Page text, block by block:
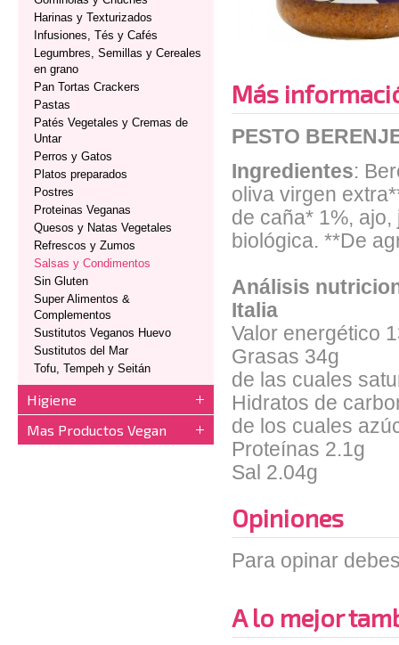
Harinas y Texturizados
Infusiones, Tés y Cafés
Legumbres, Semillas y Cereales
en grano
Pan Tortas Crackers
Pastas
Patés Vegetales y Cremas de
Untar
Perros y Gatos
Platos preparados
Postres
Proteinas Veganas
Quesos y Natas Vegetales
Refrescos y Zumos
Salsas y Condimentos
Sin Gluten
Super Alimentos &
Complementos
Sustitutos Veganos Huevo
Sustitutos del Mar
Tofu, Tempeh y Seitán
Higiene
Mas Productos Vegan
Más
PESTO
Ingredientes:
oliva virgen
de caña* 1%,
biológica. **De
Análisis
Italia
Valor energético
Grasas 34g
de las cuales
Hidratos de
de los cuales
Proteínas 2.1g
Sal 2.04g
Opiniones
Para opinar
A lo mejor